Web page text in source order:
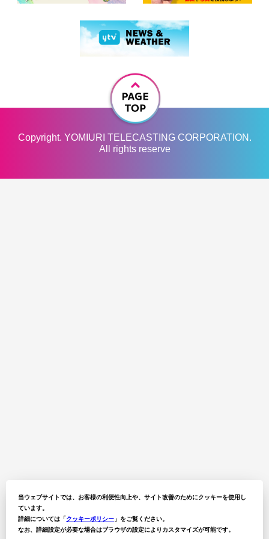
Copyright. YOMIURI TELECASTING CORPORATION.
All rights reserve
当ウェブサイトでは、お客様の利便性向上や、サイト改善のためにクッキーを使用し
ています。
詳細については「クッキーポリシー 」をご覧ください。
なお、詳細設定が必要な場合はブラウザの設定によりカスタマイズが可能です。